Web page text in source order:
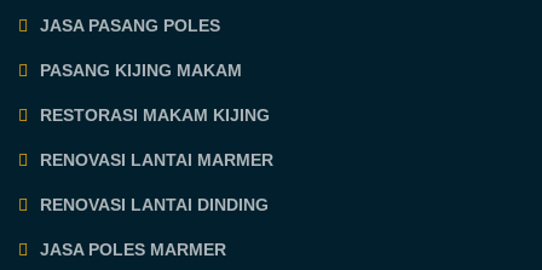
JASA PASANG POLES
PASANG KIJING MAKAM
RESTORASI MAKAM KIJING
RENOVASI LANTAI MARMER
RENOVASI LANTAI DINDING
JASA POLES MARMER